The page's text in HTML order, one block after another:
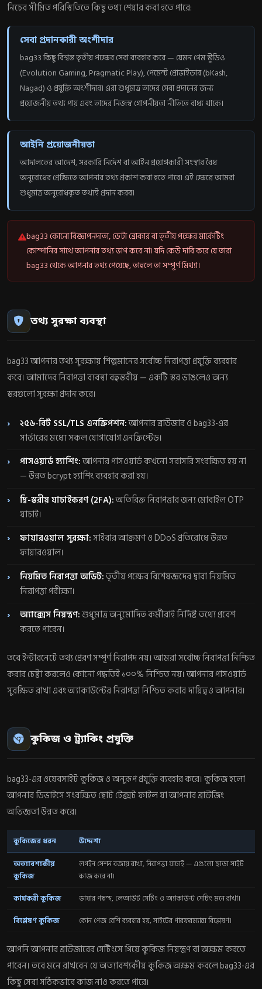
নিচের সীমিত পরিস্থিতিতে কিছু তথ্য শেয়ার করা হতে পারে:
সেবা প্রদানকারী অংশীদার
bag33 কিছু বিশ্বস্ত তৃতীয় পক্ষের সেবা ব্যবহার করে — যেমন গেম স্টুডিও
(Evolution Gaming, Pragmatic Play), পেমেন্ট প্রোভাইডার (bKash,
Nagad) ও প্রযুক্তি অংশীদার। এরা শুধুমাত্র তাদের সেবা প্রদানের জন্য
প্রয়োজনীয় তথ্য পায় এবং তাদের নিজস্ব গোপনীয়তা নীতিতে বাধ্য থাকে।
আইনি প্রয়োজনীয়তা
আদালতের আদেশ, সরকারি নির্দেশ বা আইন প্রয়োগকারী সংস্থার বৈধ
অনুরোধের প্রেক্ষিতে আপনার তথ্য প্রকাশ করা হতে পারে। এই ক্ষেত্রে আমরা
শুধুমাত্র অনুরোধকৃত তথ্যই প্রদান করব।
bag33 কোনো বিজ্ঞাপনদাতা, ডেটা ব্রোকার বা তৃতীয় পক্ষের মার্কেটিং
কোম্পানির সাথে আপনার তথ্য ভাগ করে না। যদি কেউ দাবি করে যে তারা
bag33 থেকে আপনার তথ্য পেয়েছে, তাহলে তা সম্পূর্ণ মিথ্যা।
তথ্য সুরক্ষা ব্যবস্থা
bag33 আপনার তথ্য সুরক্ষায় শিল্পমানের সর্বোচ্চ নিরাপত্তা প্রযুক্তি ব্যবহার
করে। আমাদের নিরাপত্তা ব্যবস্থা বহুস্তরীয় — একটি স্তর ভাঙলেও অন্য
স্তরগুলো সুরক্ষা প্রদান করে।
২৫৬-বিট SSL/TLS এনক্রিপশন:আপনার ব্রাউজার ও bag33-এর
সার্ভারের মধ্যে সকল যোগাযোগ এনক্রিপ্টেড।
পাসওয়ার্ড হ্যাশিং:আপনার পাসওয়ার্ড কখনো সরাসরি সংরক্ষিত হয় না
— উন্নত bcrypt হ্যাশিং ব্যবহার করা হয়।
দ্বি-স্তরীয় যাচাইকরণ (2FA):অতিরিক্ত নিরাপত্তার জন্য মোবাইল OTP
যাচাই।
ফায়ারওয়াল সুরক্ষা:সাইবার আক্রমণ ও DDoS প্রতিরোধে উন্নত
ফায়ারওয়াল।
নিয়মিত নিরাপত্তা অডিট:তৃতীয় পক্ষের বিশেষজ্ঞদের দ্বারা নিয়মিত
নিরাপত্তা পরীক্ষা।
অ্যাক্সেস নিয়ন্ত্রণ:শুধুমাত্র অনুমোদিত কর্মীরাই নির্দিষ্ট তথ্যে প্রবেশ
করতে পারেন।
তবে ইন্টারনেটে তথ্য প্রেরণ সম্পূর্ণ নিরাপদ নয়। আমরা সর্বোচ্চ নিরাপত্তা নিশ্চিত
করার চেষ্টা করলেও কোনো পদ্ধতিই ১০০% নিশ্চিত নয়। আপনার পাসওয়ার্ড
সুরক্ষিত রাখা এবং অ্যাকাউন্টের নিরাপত্তা নিশ্চিত করার দায়িত্বও আপনার।
কুকিজ ও ট্র্যাকিং প্রযুক্তি
bag33-এর ওয়েবসাইট কুকিজ ও অনুরূপ প্রযুক্তি ব্যবহার করে। কুকিজ হলো
আপনার ডিভাইসে সংরক্ষিত ছোট টেক্সট ফাইল যা আপনার ব্রাউজিং
অভিজ্ঞতা উন্নত করে।
কুকিজের ধরন
উদ্দেশ্য
অত্যাবশ্যকীয়
কুকিজ
লগইন সেশন বজায় রাখা, নিরাপত্তা যাচাই — এগুলো ছাড়া সাইট
কাজ করে না।
কার্যকরী কুকিজ
ভাষার পছন্দ, লেআউট সেটিং ও অ্যাকাউন্ট সেটিং মনে রাখা।
বিশ্লেষণ কুকিজ
কোন পেজ বেশি ব্যবহার হয়, সাইটের পারফরম্যান্স বিশ্লেষণ।
আপনি আপনার ব্রাউজারের সেটিংসে গিয়ে কুকিজ নিয়ন্ত্রণ বা অক্ষম করতে
পারেন। তবে মনে রাখবেন যে অত্যাবশ্যকীয় কুকিজ অক্ষম করলে bag33-এর
কিছু সেবা সঠিকভাবে কাজ নাও করতে পারে।